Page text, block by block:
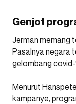
Genjot
Jerman memang
Pasalnya negara
gelombang
Menurut
kampanye,